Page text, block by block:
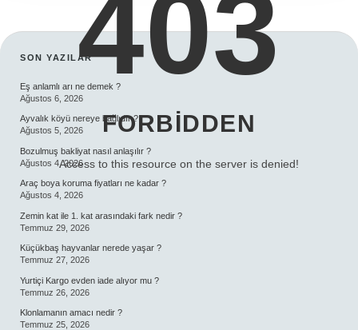
SIDEBAR
SON YAZILAR
Eş anlamlı arı ne demek ?
Ağustos 6, 2026
Ayvalık köyü nereye bağlıdır ?
Ağustos 5, 2026
Bozulmuş bakliyat nasıl anlaşılır ?
Ağustos 4, 2026
Araç boya koruma fiyatları ne kadar ?
Ağustos 4, 2026
Zemin kat ile 1. kat arasındaki fark nedir ?
Temmuz 29, 2026
Küçükbaş hayvanlar nerede yaşar ?
Temmuz 27, 2026
Yurtiçi Kargo evden iade alıyor mu ?
Temmuz 26, 2026
Klonlamanın amacı nedir ?
Temmuz 25, 2026
403
FORBIDDEN
Access to this resource on the server is denied!